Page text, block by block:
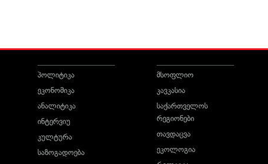
პოლიტიკა
ეკონომიკა
ანალიტიკა
ინტერვიუ
კულტურა
საზოგადოება
მსოფლიო
კავკასია
საქართველოს
რეგიონები
თავდაცვა
ეკოლოგია